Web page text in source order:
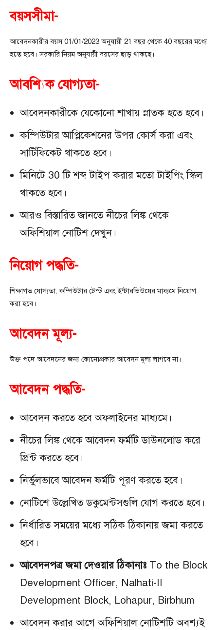
বয়সসীমা-
আবেদনকারীর বয়স 01/01/2023 অনুযায়ী 21 বছর থেকে 40 বছরের মধ্যে
হতে হবে। সরকারি নিয়ম অনুযায়ী বয়সের ছাড় থাকছে।
আবশ্যিক যোগ্যতা-
আবেদনকারীকে যেকোনো শাখায় স্নাতক হতে হবে।
কম্পিউটার আপ্লিকেশনের উপর কোর্স করা এবং
সার্টিফিকেট থাকতে হবে।
মিনিটে 30 টি শব্দ টাইপ করার মতো টাইপিং স্কিল
থাকতে হবে।
আরও বিস্তারিত জানতে নীচের লিঙ্ক থেকে
অফিশিয়াল নোটিশ দেখুন।
নিয়োগ পদ্ধতি-
শিক্ষাগত যোগ্যতা, কম্পিউটার টেস্ট এবং ইন্টারভিউয়ের মাধ্যমে নিয়োগ
করা হবে।
আবেদন মূল্য-
উক্ত পদে আবেদনের জন্য কোনোপ্রকার আবেদন মূল্য লাগবে না।
আবেদন পদ্ধতি-
আবেদন করতে হবে অফলাইনের মাধ্যমে।
নীচের লিঙ্ক থেকে আবেদন ফর্মটি ডাউনলোড করে
প্রিন্ট করতে হবে।
নির্ভুলভাবে আবেদন ফর্মটি পূরণ করতে হবে।
নোটিশে উল্লেখিত ডকুমেন্টসগুলি যোগ করতে হবে।
নির্ধারিত সময়ের মধ্যে সঠিক ঠিকানায় জমা করতে
হবে।
আবেদনপত্র জমা দেওয়ার ঠিকানাঃ To the Block
Development Officer, Nalhati-II
Development Block, Lohapur, Birbhum
আবেদন করার আগে অফিশিয়াল নোটিশটি অবশ্যই